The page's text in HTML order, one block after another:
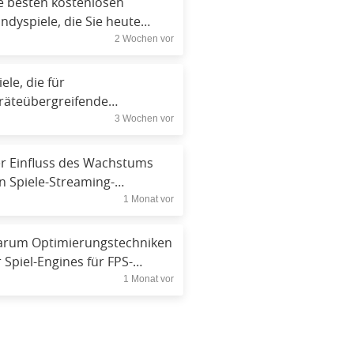
besten kostenlosen
die Sie heute
können2 Wochen vor
die für
entwickelt
VR
3 Wochen vor
Einfluss des Wachstums
Spiele-Streaming-
auf die Entdeckung
1 Monat vor
Optimierungstechniken
Spiel-Engines für FPS-
wichtig sind1 Monat vor